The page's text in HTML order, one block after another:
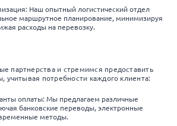
Наш опытный логистический отдел
маршрутное планирование, минимизируя
расходы на перевозку.
партнерства и стремимся предоставить
учитывая потребности каждого клиента:
оплаты: Мы предлагаем различные
банковские переводы, электронные
методы.